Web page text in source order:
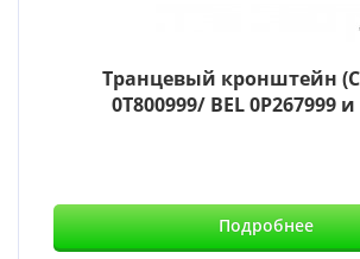
Транцевый кронштейн
0T800999/ BEL 0P267999
Подробнее